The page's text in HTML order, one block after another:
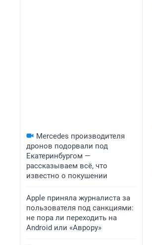
Mercedes производителя
дронов подорвали под
Екатеринбургом —
рассказываем всё, что
известно о покушении
Apple приняла журналиста за
пользователя под санкциями:
не пора ли переходить на
Android или «Аврору»